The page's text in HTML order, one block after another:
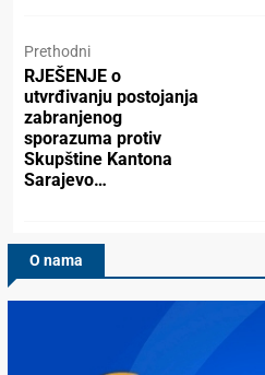
Prethodni
RJEŠENJE o
utvrđivanju postojanja
zabranjenog
sporazuma protiv
Skupštine Kantona
Sarajevo…
O nama